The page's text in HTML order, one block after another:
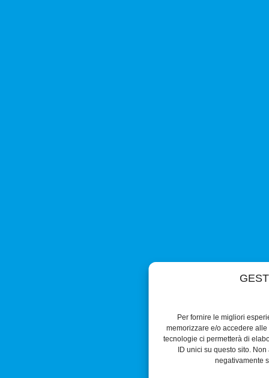
Per fornire le migliori
memorizzare e/o accedere
tecnologie ci permetterà di
ID unici su questo sito.
negativamente